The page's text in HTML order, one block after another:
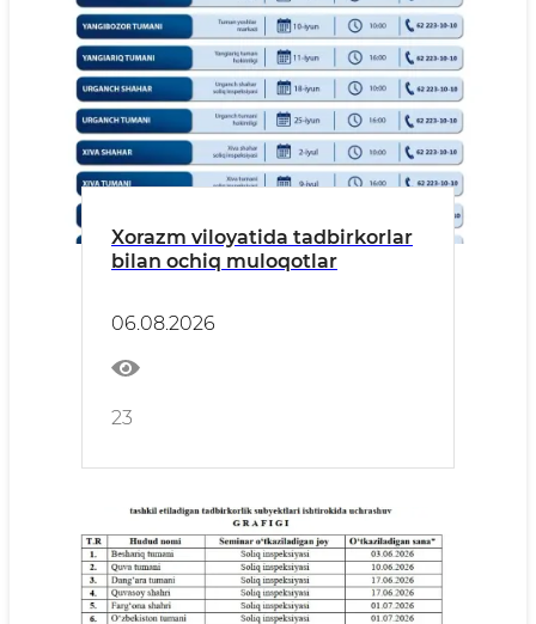
Xorazm viloyatida tadbirkorlar
bilan ochiq muloqotlar
06.08.2026
23